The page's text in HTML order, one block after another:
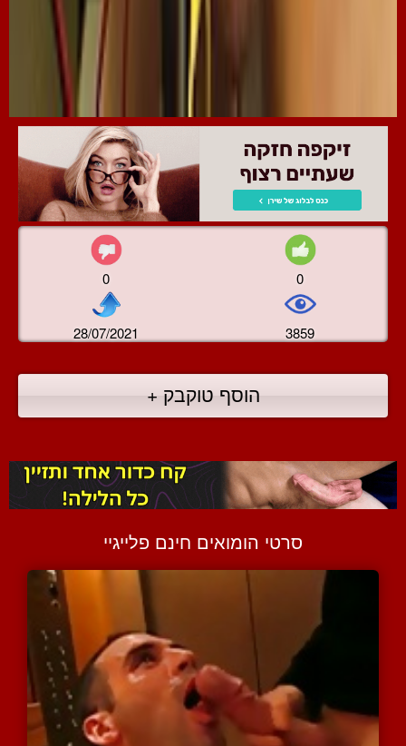
0 0
28/07/2021 3859
הוסף טוקבק +
סרטי הומואים חינם פלייגיי